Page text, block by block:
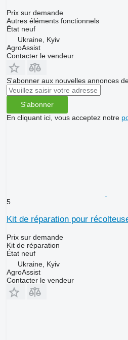
Prix sur demande
Autres éléments fonctionnels
Étatneuf
Ukraine, Kyiv
AgroAssist
Contacter le vendeur
S'abonner aux nouvelles annonces
S'abonner
En cliquant ici, vous acceptez notre
5
Kit de réparation pour
Prix sur demande
Kit de réparation
Étatneuf
Ukraine, Kyiv
AgroAssist
Contacter le vendeur